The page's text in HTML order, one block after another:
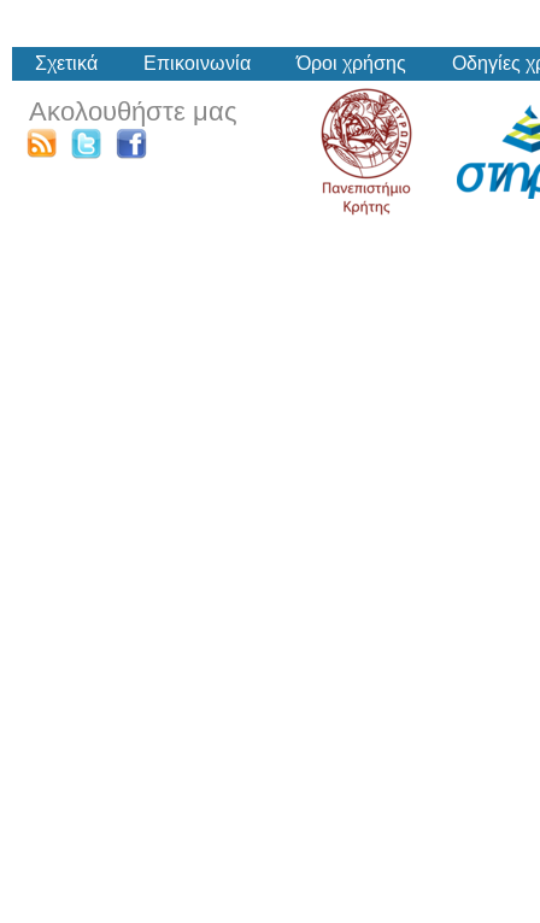
Σχετικά Επικοινωνία Όροι χρήσης Οδηγίες
Ακολουθήστε μας